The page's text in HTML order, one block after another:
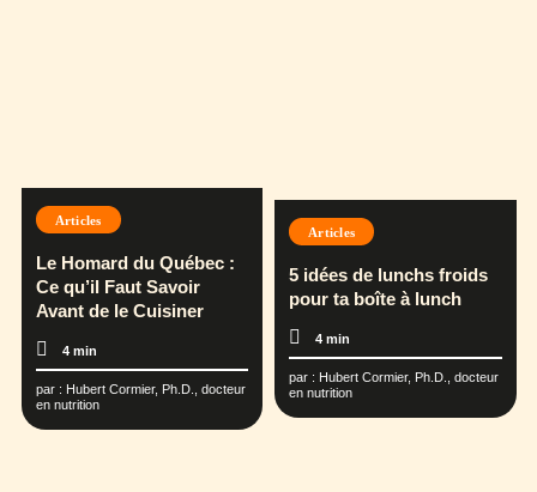
Articles
Le Homard du Québec :
Ce qu’il Faut Savoir
Avant de le Cuisiner
4 min
par : Hubert Cormier, Ph.D., docteur
en nutrition
Articles
5 idées de lunchs froids
pour ta boîte à lunch
4 min
par : Hubert Cormier, Ph.D., docteur
en nutrition